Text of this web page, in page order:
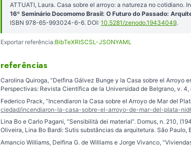
ATTUATI, Laura. Casa sobre el arroyo: a natureza no cotidiano.
16º Seminário Docomomo Brasil: O Futuro do Passado:
ISBN 978-65-993024-6-6. DOI: 10.5281/zenodo.19434049.
Exportar referência:BibTeXRISCSL-JSONYAML
referências
Carolina Quiroga, “Delfina Gálvez Bunge y la Casa sobre el Arroyo
Perspectivas: Revista Científica de la Universidad de Belgrano, v. 4,
Federico Prack, “Incendiaron la Casa sobre el Arroyo de Mar del
ciedad/incendiaron-la-casa-sobre-el-arroyo-de-mar-del-plata-
Lina Bo e Carlo Pagani, “Sensibilità dei material”. Domus, n. 210,
Oliveira, Lina Bo Bardi: Sutis substâncias da arquitetura. São Paulo,
Amancio Williams, Delfina G. de Williams e Jorge Vivanco,